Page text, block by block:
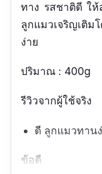
ทาง รสชาติดี ให้
ลูกแมวเจริญเติ
ง่าย
ปริมาณ : 400g
รีวิวจากผู้ใช้จริง
ดี ลูกแมวทาน
ข้อดี